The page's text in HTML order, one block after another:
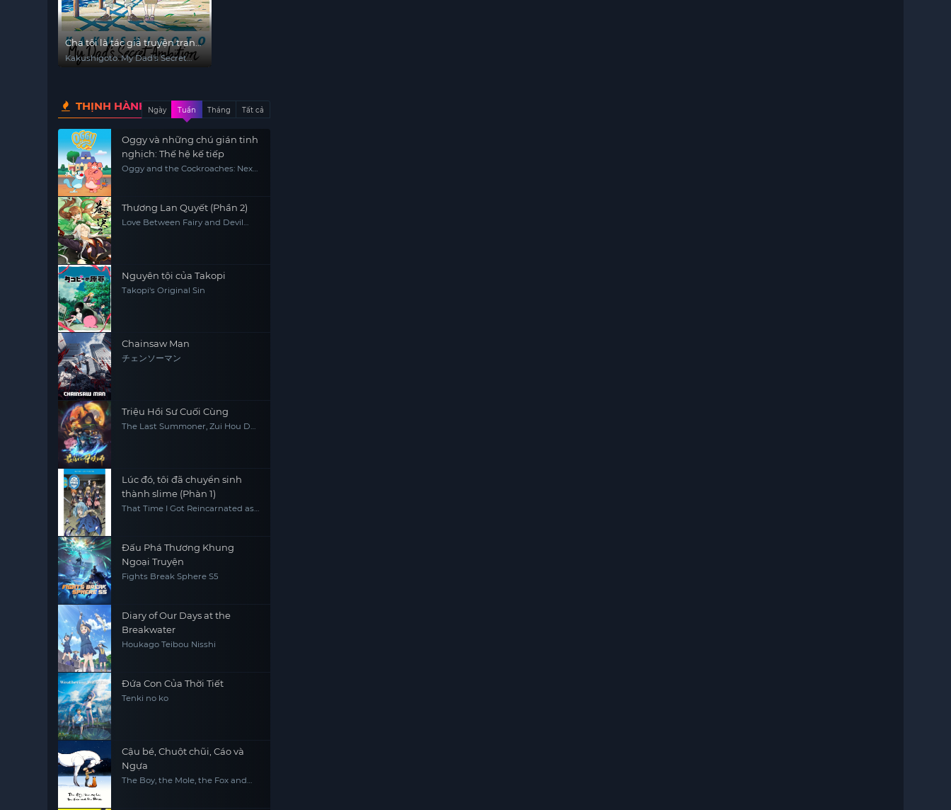
Cha tôi là tác giả truyện tranh
thô tục
Kakushigoto: My Dad's Secret
THỊNH HÀNHNgày Tuần Tháng Tất cả
Oggy và những chú gián tinh
nghịch: Thế hệ kế tiếp
Oggy and the Cockroaches: Next
Thương Lan Quyết (Phần 2)
Love Between Fairy and Devil
Nguyên tội của Takopi
Takopi's Original Sin
Chainsaw Man
チェンソーマン
Triệu Hồi Sư Cuối Cùng
The Last Summoner, Zui Hou De
Lúc đó, tôi đã chuyển sinh
thành slime (Phàn 1)
That Time I Got Reincarnated as
Đấu Phá Thương Khung
Ngoại Truyện
Fights Break Sphere S5
Diary of Our Days at the
Breakwater
Houkago Teibou Nisshi
Đứa Con Của Thời Tiết
Tenki no ko
Cậu bé, Chuột chũi, Cáo và
Ngựa
The Boy, the Mole, the Fox and